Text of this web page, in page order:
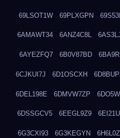
69LSOT1W 69PLXGPN
6AMAWT34 6ANZ4C8L
6AYEZFQ7 6B0V87BD
6CJKUI7J 6D1OSCXH
6DEL198E 6DMVW7ZP
6DSSGCV5 6EEGL9Z9
6G3CXI93 6G3KEGYN